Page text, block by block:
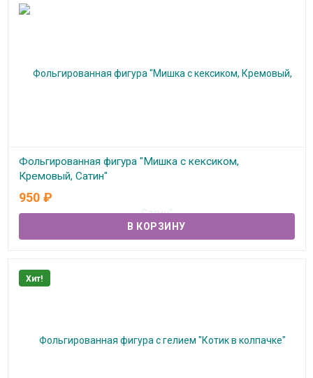
Фольгированная фигура "Мишка с кексиком,
Кремовый, Сатин"
В наличии
950 ₽
Хит!